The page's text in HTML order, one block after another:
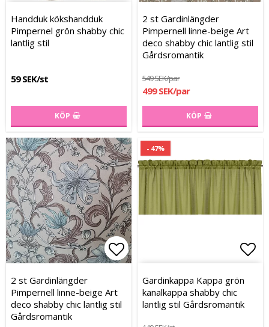
Lägg till i favoritlistan
Lägg till i favoritlistan
Handduk kökshandduk
Pimpernel grön shabby chic
lantlig stil
59 SEK/st
KÖP
2 st Gardinlängder
Pimpernell linne-beige Art
deco shabby chic lantlig stil
Gårdsromantik
549 SEK/par
499 SEK/par
KÖP
Lägg till i favoritlistan
Lägg till i favoritlistan
2 st Gardinlängder
Pimpernell linne-beige Art
deco shabby chic lantlig stil
Gårdsromantik
- 47%
Gardinkappa Kappa grön
kanalkappa shabby chic
lantlig stil Gårdsromantik